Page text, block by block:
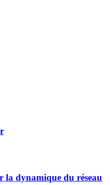
la dynamique du réseau